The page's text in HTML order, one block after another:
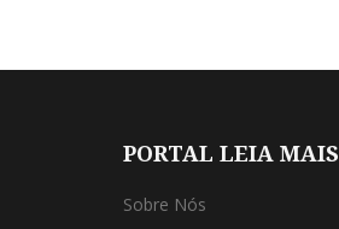
PORTAL LEIA MAIS
Sobre Nós